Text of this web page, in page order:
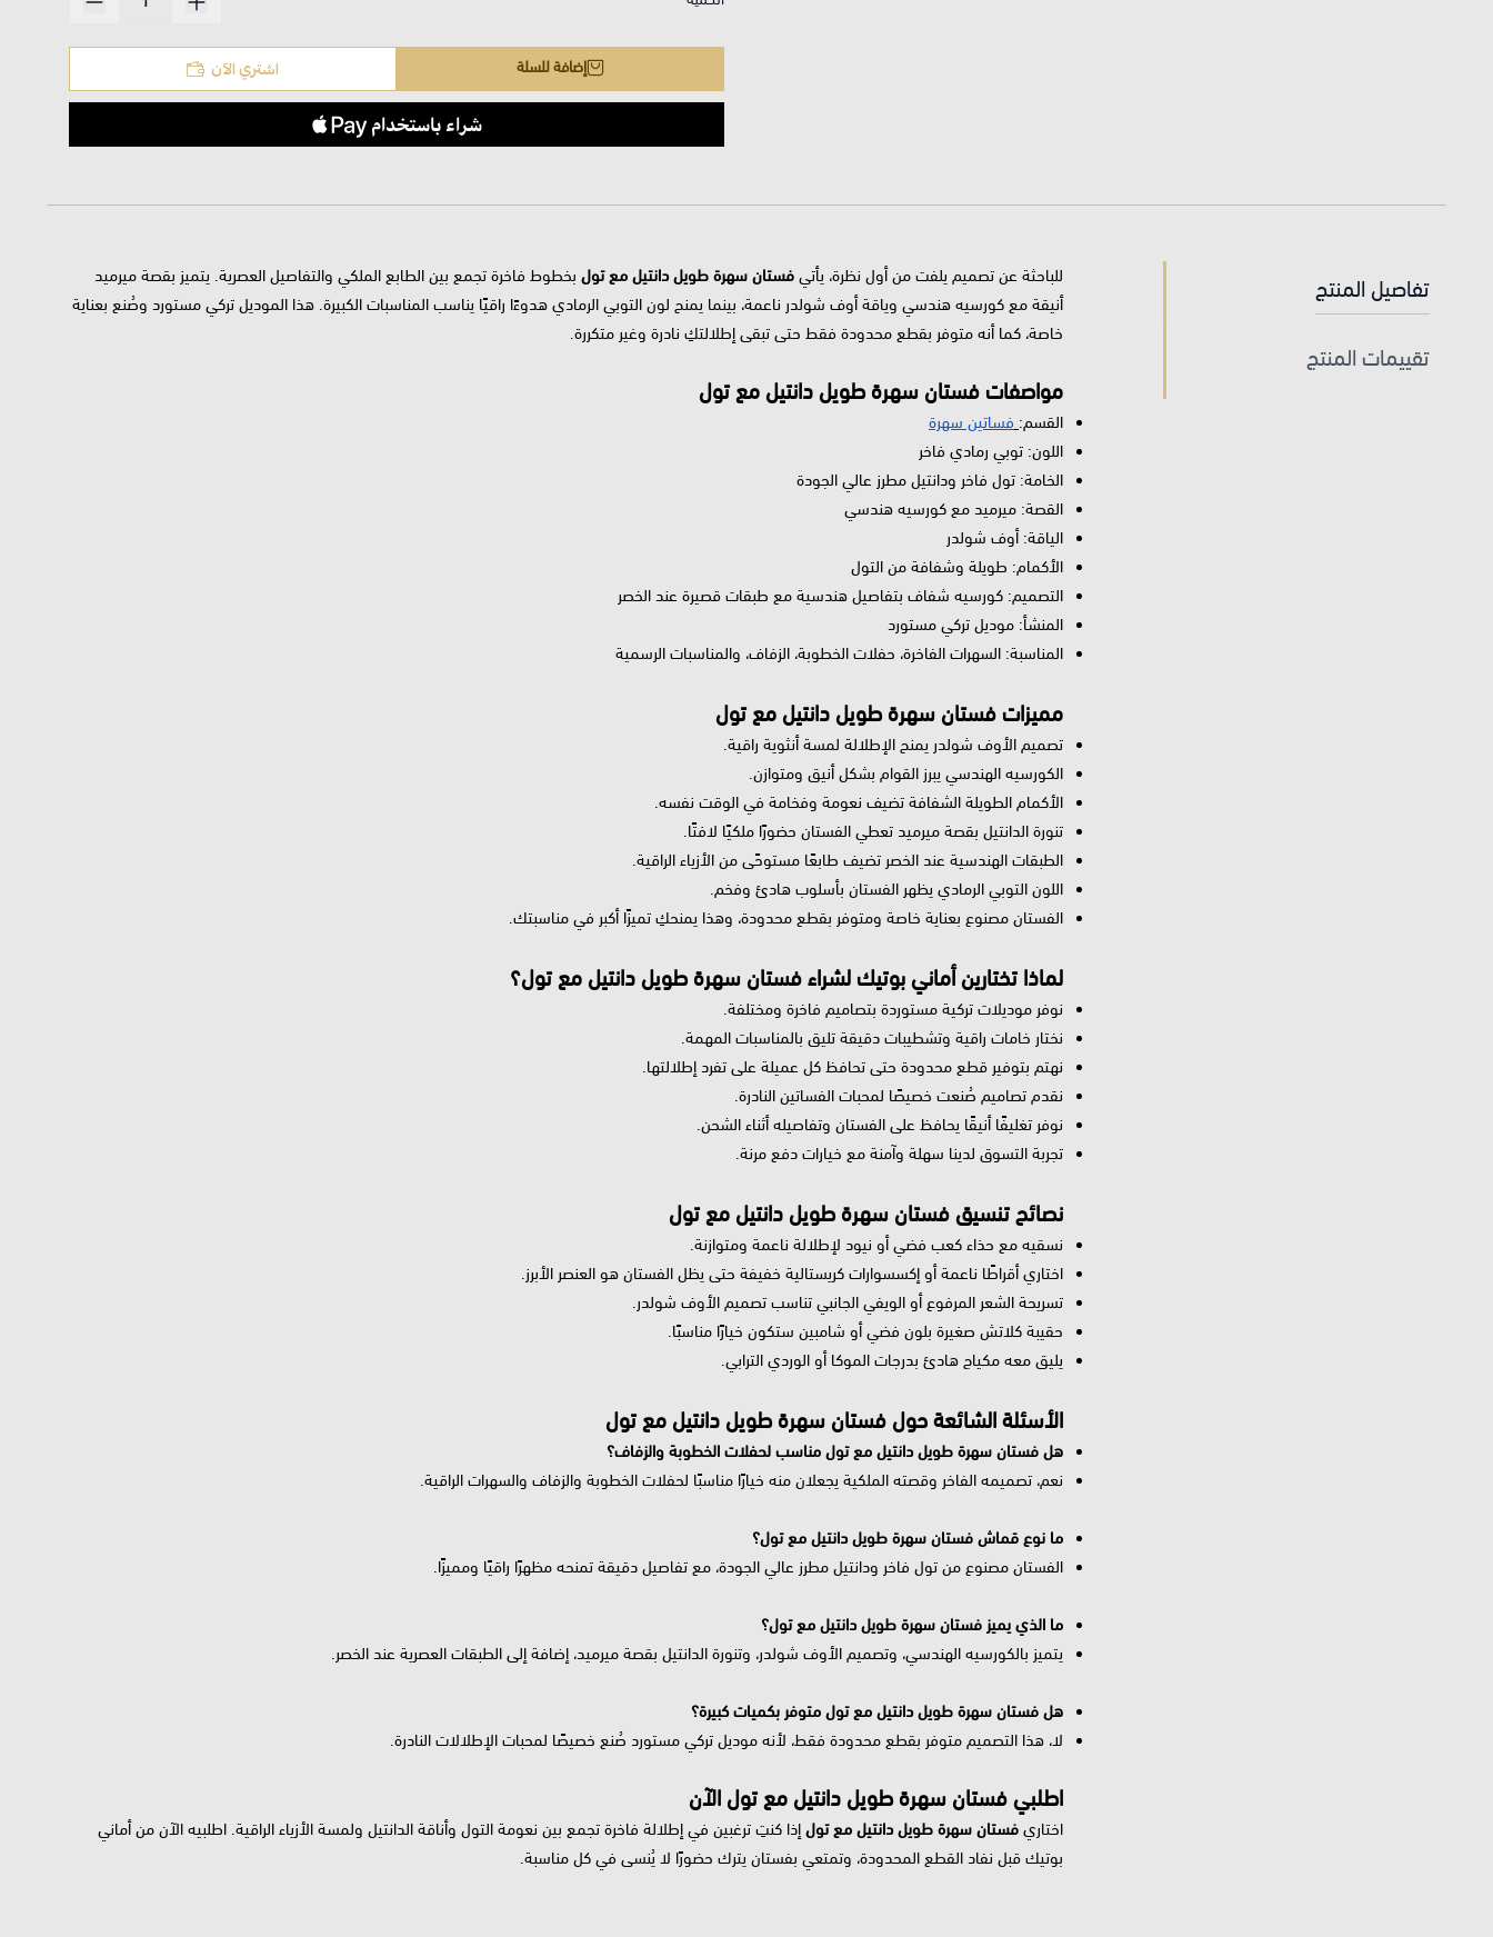
إضافة للسلة اشتري الآن
تفاصيل المنتج
تقييمات المنتج
للباحثة عن تصميم يلفت من أول نظرة، يأتيفستان سهرة طويل دانتيل مع تول بخطوط فاخرة تجمع بين الطابع الملكي والتفاصيل العصرية. يتميز بقصة ميرميد
أنيقة مع كورسيه هندسي وياقة أوف شولدر ناعمة، بينما يمنح لون التوبي الرمادي هدوءًا راقيًا يناسب المناسبات الكبيرة. هذا الموديل تركي مستورد وصُنع بعناية
خاصة، كما أنه متوفر بقطع محدودة فقط حتى تبقى إطلالتكِ نادرة وغير متكررة.
مواصفات فستان سهرة طويل دانتيل مع تول
القسم: فساتين سهرة
اللون: توبي رمادي فاخر
الخامة: تول فاخر ودانتيل مطرز عالي الجودة
القصة: ميرميد مع كورسيه هندسي
الياقة: أوف شولدر
الأكمام: طويلة وشفافة من التول
التصميم: كورسيه شفاف بتفاصيل هندسية مع طبقات قصيرة عند الخصر
المنشأ: موديل تركي مستورد
المناسبة: السهرات الفاخرة، حفلات الخطوبة، الزفاف، والمناسبات الرسمية
مميزات فستان سهرة طويل دانتيل مع تول
تصميم الأوف شولدر يمنح الإطلالة لمسة أنثوية راقية.
الكورسيه الهندسي يبرز القوام بشكل أنيق ومتوازن.
الأكمام الطويلة الشفافة تضيف نعومة وفخامة في الوقت نفسه.
تنورة الدانتيل بقصة ميرميد تعطي الفستان حضورًا ملكيًا لافتًا.
الطبقات الهندسية عند الخصر تضيف طابعًا مستوحًى من الأزياء الراقية.
اللون التوبي الرمادي يظهر الفستان بأسلوب هادئ وفخم.
الفستان مصنوع بعناية خاصة ومتوفر بقطع محدودة، وهذا يمنحكِ تميزًا أكبر في مناسبتك.
لماذا تختارين أماني بوتيك لشراء فستان سهرة طويل دانتيل مع تول؟
نوفر موديلات تركية مستوردة بتصاميم فاخرة ومختلفة.
نختار خامات راقية وتشطيبات دقيقة تليق بالمناسبات المهمة.
نهتم بتوفير قطع محدودة حتى تحافظ كل عميلة على تفرد إطلالتها.
نقدم تصاميم صُنعت خصيصًا لمحبات الفساتين النادرة.
نوفر تغليفًا أنيقًا يحافظ على الفستان وتفاصيله أثناء الشحن.
تجربة التسوق لدينا سهلة وآمنة مع خيارات دفع مرنة.
نصائح تنسيق فستان سهرة طويل دانتيل مع تول
نسقيه مع حذاء كعب فضي أو نيود لإطلالة ناعمة ومتوازنة.
اختاري أقراطًا ناعمة أو إكسسوارات كريستالية خفيفة حتى يظل الفستان هو العنصر الأبرز.
تسريحة الشعر المرفوع أو الويفي الجانبي تناسب تصميم الأوف شولدر.
حقيبة كلاتش صغيرة بلون فضي أو شامبين ستكون خيارًا مناسبًا.
يليق معه مكياج هادئ بدرجات الموكا أو الوردي الترابي.
الأسئلة الشائعة حول فستان سهرة طويل دانتيل مع تول
هل فستان سهرة طويل دانتيل مع تول مناسب لحفلات الخطوبة والزفاف؟
نعم، تصميمه الفاخر وقصته الملكية يجعلان منه خيارًا مناسبًا لحفلات الخطوبة والزفاف والسهرات الراقية.
ما نوع قماش فستان سهرة طويل دانتيل مع تول؟
الفستان مصنوع من تول فاخر ودانتيل مطرز عالي الجودة، مع تفاصيل دقيقة تمنحه مظهرًا راقيًا ومميزًا.
ما الذي يميز فستان سهرة طويل دانتيل مع تول؟
يتميز بالكورسيه الهندسي، وتصميم الأوف شولدر، وتنورة الدانتيل بقصة ميرميد، إضافة إلى الطبقات العصرية عند الخصر.
هل فستان سهرة طويل دانتيل مع تول متوفر بكميات كبيرة؟
لا، هذا التصميم متوفر بقطع محدودة فقط، لأنه موديل تركي مستورد صُنع خصيصًا لمحبات الإطلالات النادرة.
اطلبي فستان سهرة طويل دانتيل مع تول الآن
اختاريفستان سهرة طويل دانتيل مع تولإذا كنتِ ترغبين في إطلالة فاخرة تجمع بين نعومة التول وأناقة الدانتيل ولمسة الأزياء الراقية. اطلبيه الآن من أماني
بوتيك قبل نفاد القطع المحدودة، وتمتعي بفستان يترك حضورًا لا يُنسى في كل مناسبة.